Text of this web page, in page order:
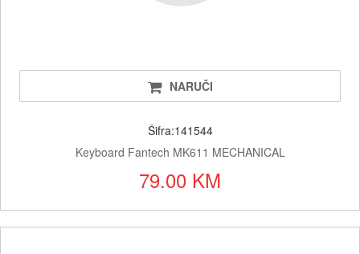
NARUČI
Šifra:141544
Keyboard Fantech MK611 MECHANICAL
79.00 KM